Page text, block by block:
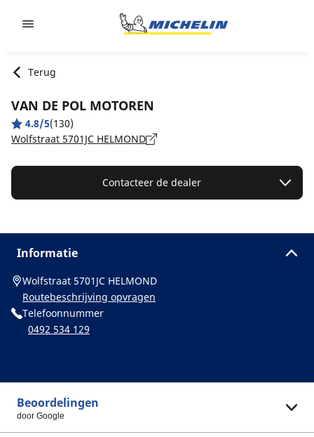
Terug
VAN DE POL MOTOREN
4.8/5(130)
Wolfstraat 5701JC HELMOND
Contacteer de dealer
Informatie
Wolfstraat 5701JC HELMOND
Routebeschrijving opvragen
Telefoonnummer
0492 534 129
Beoordelingen
door Google